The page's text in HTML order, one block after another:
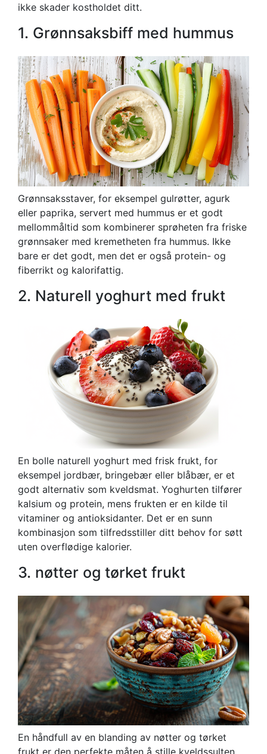
ikke skader kostholdet ditt.
1. Grønnsaksbiff med hummus
Grønnsaksstaver, for eksempel gulrøtter, agurk
eller paprika, servert med hummus er et godt
mellommåltid som kombinerer sprøheten fra friske
grønnsaker med kremetheten fra hummus. Ikke
bare er det godt, men det er også protein- og
fiberrikt og kalorifattig.
2. Naturell yoghurt med frukt
En bolle naturell yoghurt med frisk frukt, for
eksempel jordbær, bringebær eller blåbær, er et
godt alternativ som kveldsmat. Yoghurten tilfører
kalsium og protein, mens frukten er en kilde til
vitaminer og antioksidanter. Det er en sunn
kombinasjon som tilfredsstiller ditt behov for søtt
uten overflødige kalorier.
3. nøtter og tørket frukt
En håndfull av en blanding av nøtter og tørket